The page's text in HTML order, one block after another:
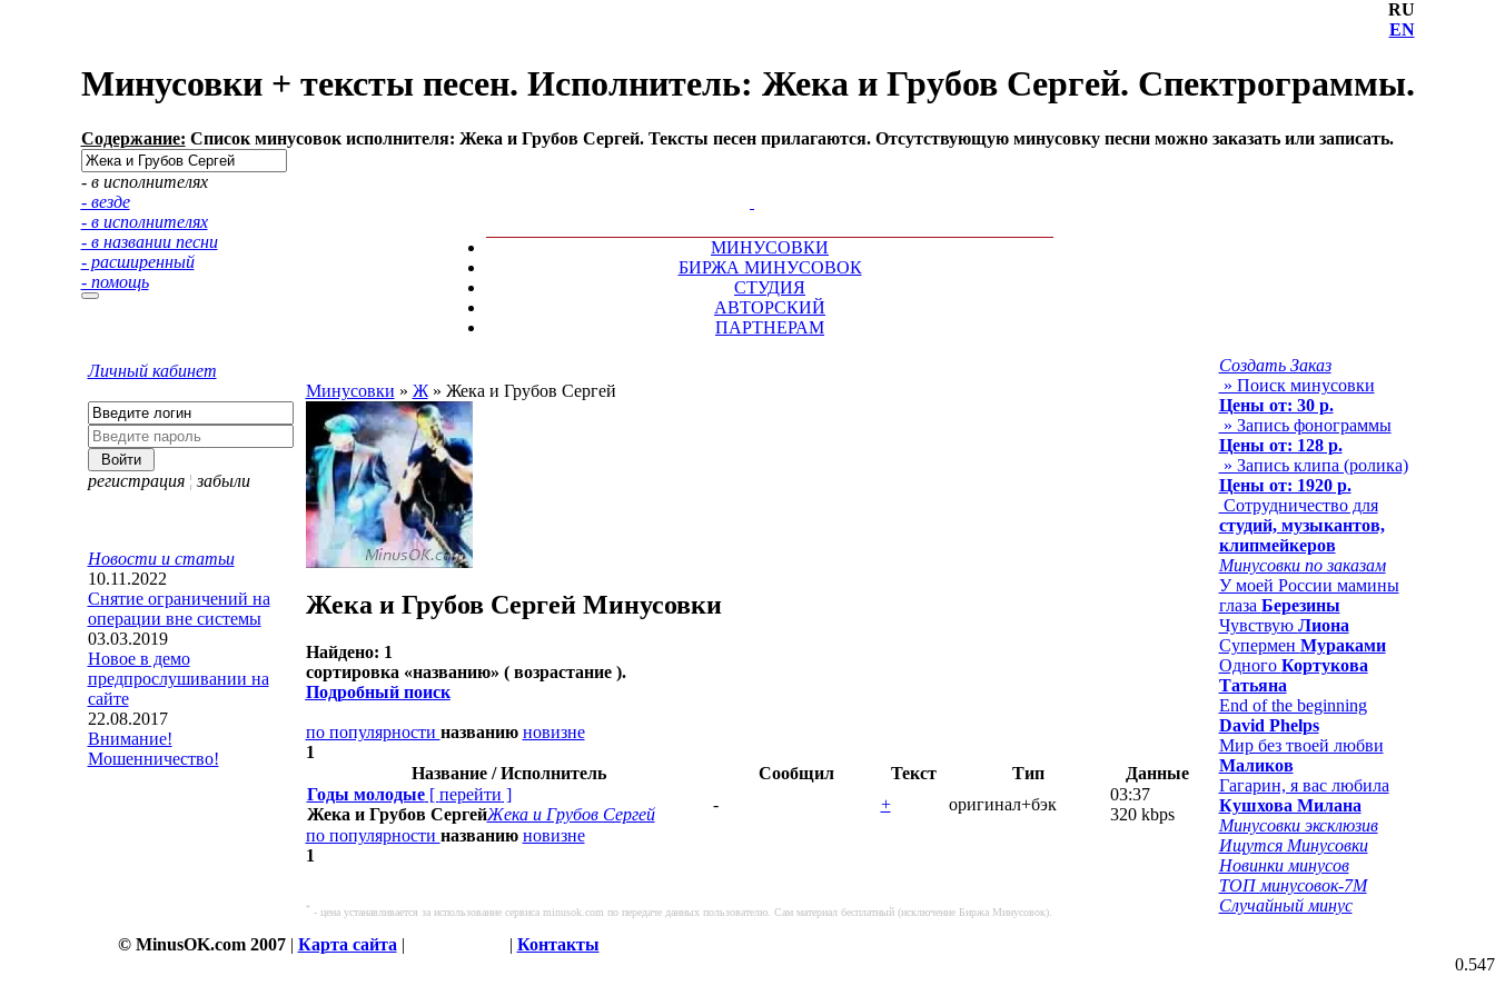
RU
EN
Минусовки + тексты песен. Исполнитель: Жека и Грубов Сергей. Спектрограммы.
Содержание: Список минусовок исполнителя: Жека и Грубов Сергей. Тексты песен прилагаются. Отсутствующую минусовку песни можно заказать или записать.
- в исполнителях
- везде
- в исполнителях
- в названии песни
- расширенный
- помощь
МИНУСОВКИ
БИРЖА МИНУСОВОК
СТУДИЯ
АВТОРСКИЙ
ПАРТНЕРАМ
Личный кабинет
регистрация ¦ забыли
Новости и статьи
10.11.2022
Снятие ограничений на
операции вне системы
03.03.2019
Новое в демо
предпрослушивании на
сайте
22.08.2017
Внимание!
Мошенничество!
Минусовки » Ж» Жека и Грубов Сергей
Жека и Грубов Сергей Минусовки
Найдено: 1
сортировка «названию» ( возрастание ).
Подробный поиск
по популярности названию новизне
1
Название / Исполнитель
Сообщил Текст Тип
Данные
Годы молодые[ перейти ]
Жека и Грубов СергейЖека и Грубов Сергей
- + оригинал+бэк
03:37
320 kbps
по популярности названию новизне
1
* - цена устанавливается за использование сервиса minusok.com по передаче данных пользователю. Сам материал бесплатный (исключение Биржа Минусовок).
Создать Заказ
» Поиск минусовки
Цены от: 30 р.
» Запись фонограммы
Цены от: 128 р.
» Запись клипа (ролика)
Цены от: 1920 р.
Сотрудничество для
студий, музыкантов,
клипмейкеров
Минусовки по заказам
У моей России мамины
глаза Березины
Чувствую Лиона
Супермен Мураками
Одного Кортукова
Татьяна
End of the beginning
David Phelps
Мир без твоей любви
Маликов
Гагарин, я вас любила
Кушхова Милана
Минусовки эксклюзив
Ищутся Минусовки
Новинки минусов
ТОП минусовок-7M
Случайный минус
© MinusOK.com 2007| Карта сайта | | Контакты
0.547